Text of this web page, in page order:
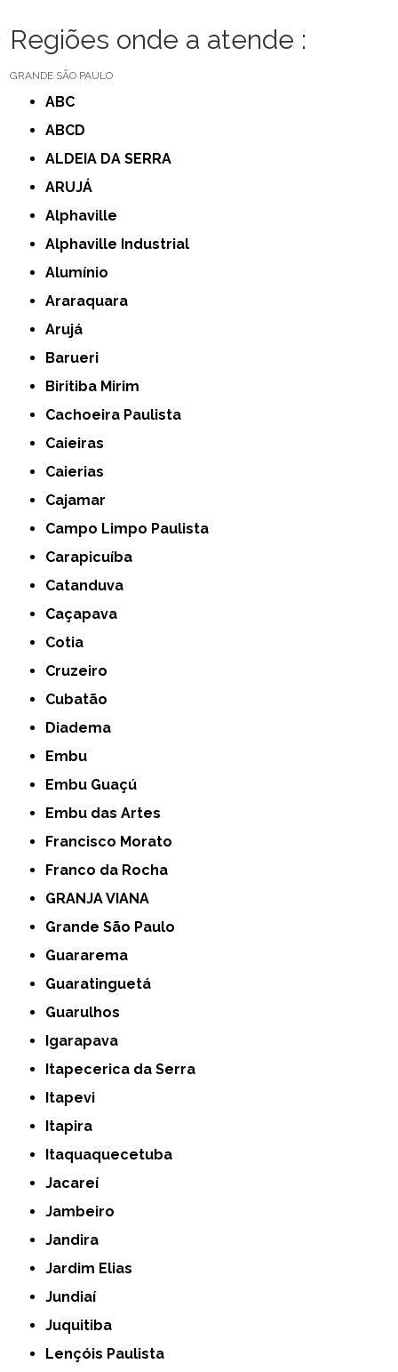
Regiões onde a atende :
GRANDE SÃO PAULO
ABC
ABCD
ALDEIA DA SERRA
ARUJÁ
Alphaville
Alphaville Industrial
Alumínio
Araraquara
Arujá
Barueri
Biritiba Mirim
Cachoeira Paulista
Caieiras
Caierias
Cajamar
Campo Limpo Paulista
Carapicuíba
Catanduva
Caçapava
Cotia
Cruzeiro
Cubatão
Diadema
Embu
Embu Guaçú
Embu das Artes
Francisco Morato
Franco da Rocha
GRANJA VIANA
Grande São Paulo
Guararema
Guaratinguetá
Guarulhos
Igarapava
Itapecerica da Serra
Itapevi
Itapira
Itaquaquecetuba
Jacareí
Jambeiro
Jandira
Jardim Elias
Jundiaí
Juquitiba
Lençóis Paulista